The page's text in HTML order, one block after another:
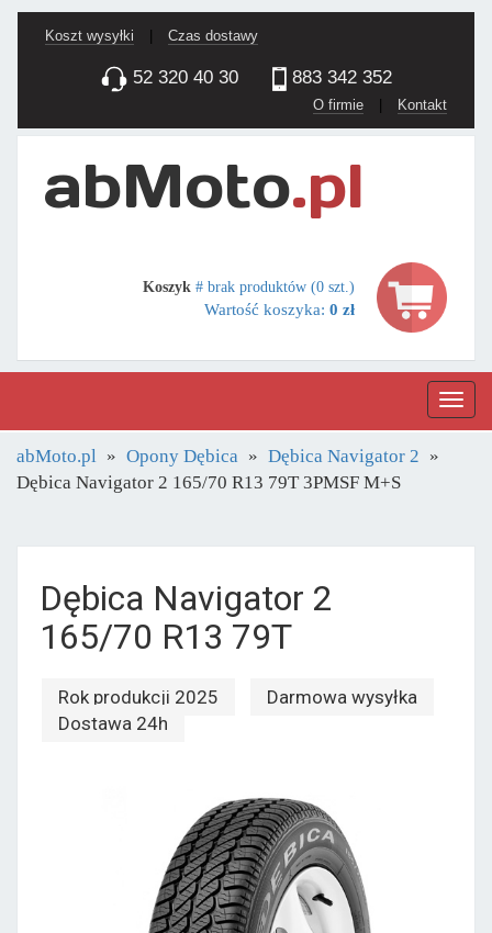
Koszt wysyłki Czas dostawy
52 320 40 30 883 342 352
O firmie | Kontakt
Koszyk # brak produktów (0 szt.)
Wartość koszyka: 0 zł
abMoto.pl Opony Dębica
Dębica Navigator 2
Dębica Navigator 2 165/70 R13 79T 3PMSF M+S
Dębica Navigator 2
165/70 R13 79T
Rok produkcji 2025
Darmowa wysyłka
Dostawa 24h